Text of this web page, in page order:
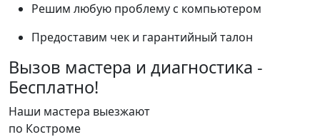
Решим любую проблему с компьютером
Предоставим чек и гарантийный талон
Вызов мастера и диагностика -
Бесплатно!
Наши мастера выезжают
по Костроме